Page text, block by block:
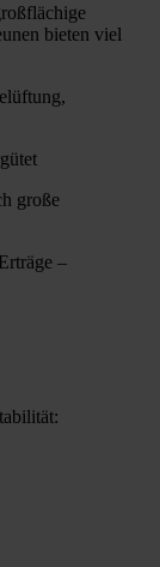
bieten viel
große
–